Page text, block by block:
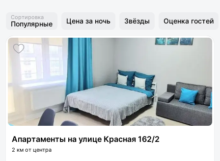
Сортировка
Популярные Цена за ночь Звёзды Оценка гостей
Апартаменты на улице Красная 162/2
2 км от центра